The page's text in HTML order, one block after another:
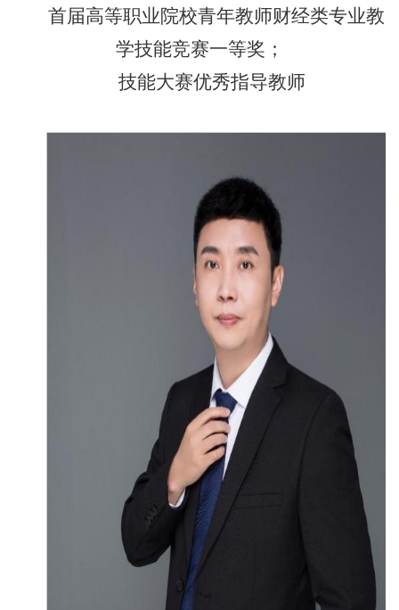
首届高等职业院校青年教师财经类专业教
学技能竞赛一等奖；
技能大赛优秀指导教师